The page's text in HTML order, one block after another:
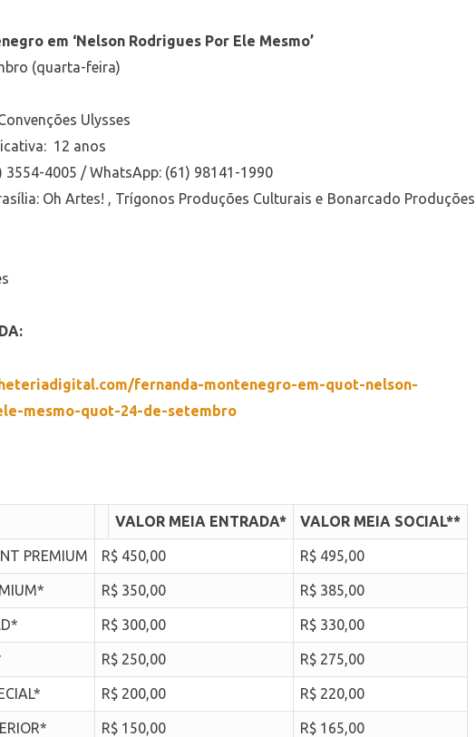
em ‘Nelson Rodrigues Por Ele Mesmo’
(quarta-feira)
Ulysses
12 anos
3554-4005 / WhatsApp: (61) 98141-1990
Oh Artes! , Trígonos Produções Culturais e Bonarcado Produções
fernanda-montenegro-em-quot-nelson-
mesmo-quot-24-de-setembro
VALOR MEIA ENTRADA* VALOR MEIA SOCIAL**
PREMIUM R$ 450,00 R$ 495,00
R$ 350,00 R$ 385,00
R$ 300,00 R$ 330,00
R$ 250,00 R$ 275,00
R$ 200,00 R$ 220,00
R$ 150,00 R$ 165,00